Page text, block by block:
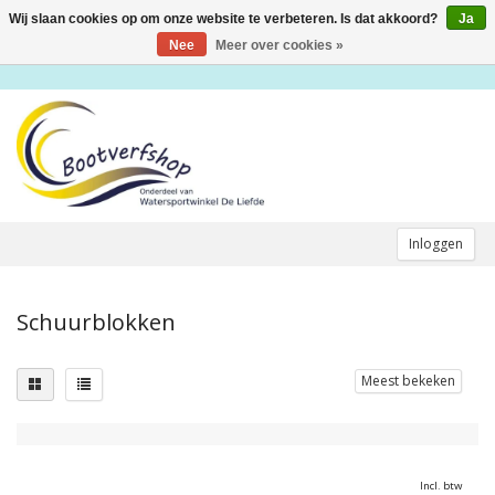
Inloggen
Toggle
Schuurblokken
Meest bekeken
Incl. btw
Wij slaan cookies op om onze website te verbeteren. Is dat akkoord?
Ja
Nee
Meer over cookies »